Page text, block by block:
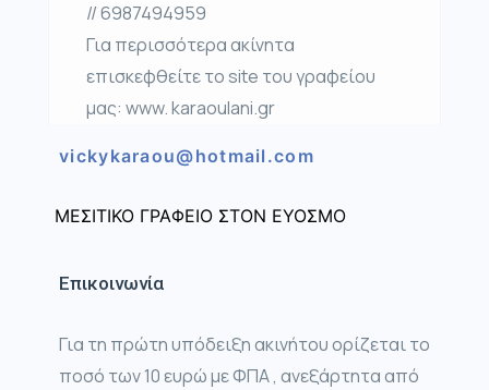
// 6987494959
Για περισσότερα ακίνητα
επισκεφθείτε το site του γραφείου
μας: www. karaoulani.gr
vickykaraou@hotmail.com
ΜΕΣΙΤΙΚΟ ΓΡΑΦΕΙΟ ΣΤΟΝ ΕΥΟΣΜΟ
Επικοινωνία
Για τη πρώτη υπόδειξη ακινήτου ορίζεται το
ποσό των 10 ευρώ με ΦΠΑ , ανεξάρτητα από